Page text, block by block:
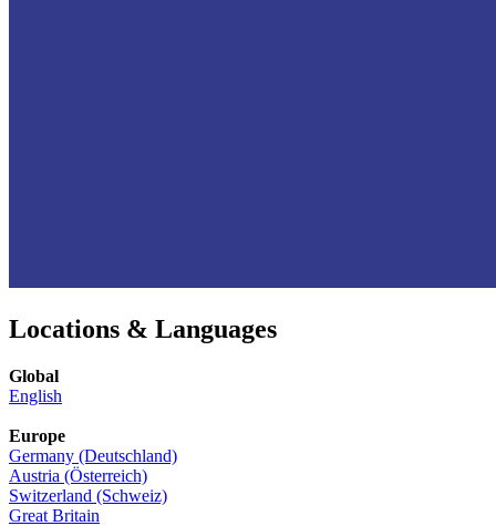
Locations & Languages
Global
English
Europe
Germany (Deutschland)
Austria (Österreich)
Switzerland (Schweiz)
Great Britain